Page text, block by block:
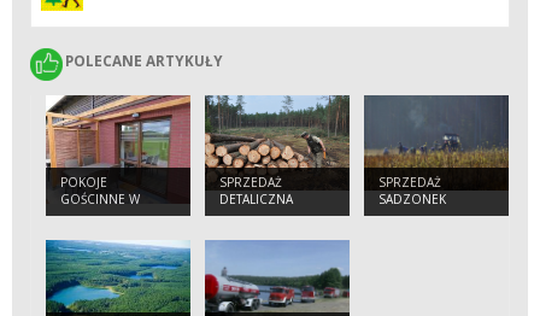
POLECANE ARTYKUŁY
POLECANE ARTYKUŁY
POKOJE
GOŚCINNE W
LASCE
SPRZEDAŻ
DETALICZNA
DREWNA
SPRZEDAŻ
SADZONEK